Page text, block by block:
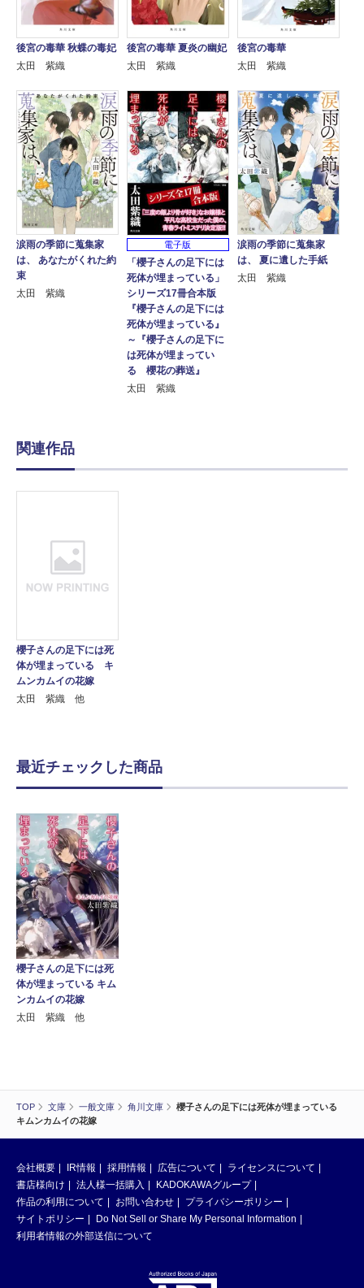
TOP 文庫 一般文庫 角川文庫
櫻子さんの足下には死体が埋まっている
キムンカムイの花嫁
後宮の毒華 秋蝶の毒妃
太田 紫織
後宮の毒華 夏炎の幽妃
太田 紫織
後宮の毒華
太田 紫織
涙雨の季節に蒐集家
は、 あなたがくれた約
束
太田 紫織
電子版
「櫻子さんの足下には
死体が埋まっている」
シリーズ17冊合本版
『櫻子さんの足下には
死体が埋まっている』
～『櫻子さんの足下に
は死体が埋まってい
る 櫻花の葬送』
太田 紫織
涙雨の季節に蒐集家
は、 夏に遺した手紙
太田 紫織
関連作品
櫻子さんの足下には死
体が埋まっている キ
ムンカムイの花嫁
太田 紫織 他
最近チェックした商品
櫻子さんの足下には死
体が埋まっている キム
ンカムイの花嫁
太田 紫織 他
会社概要 IR情報 採用情報 広告について
ライセンスについて
書店様向け
法人様一括購入
KADOKAWAグループ
作品の利用について
お問い合わせ
プライバシーポリシー
サイトポリシー
Do Not Sell or Share My Personal Information
利用者情報の外部送信について